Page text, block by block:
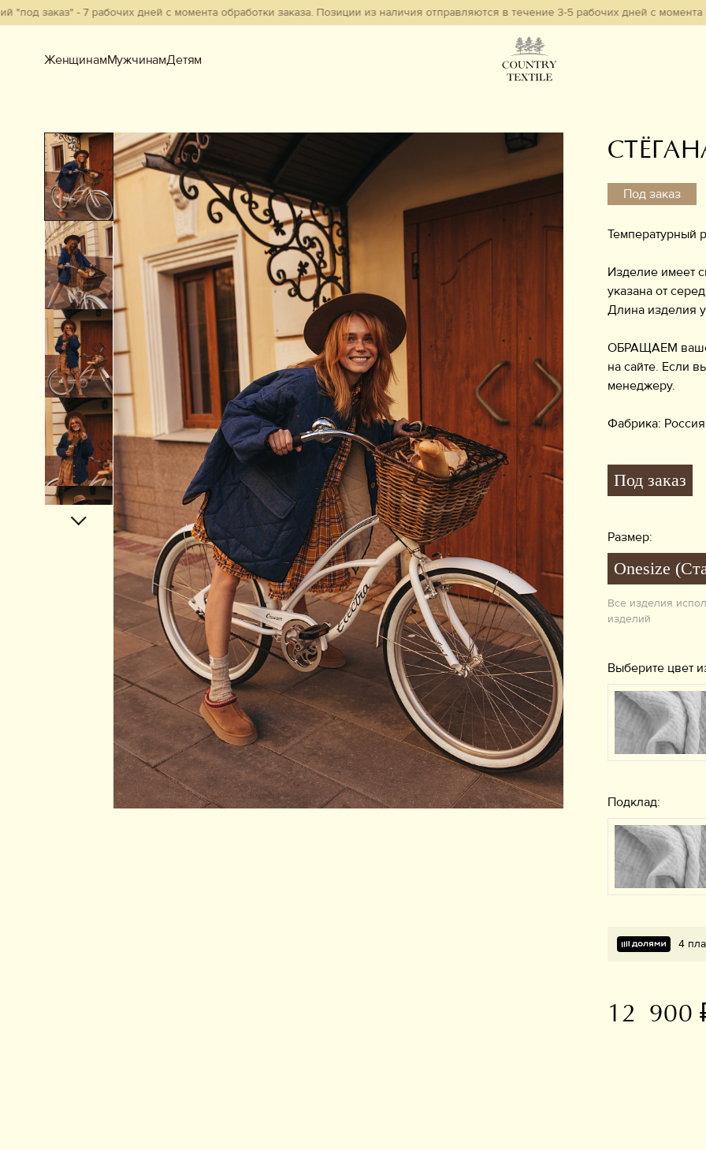
- 7 рабочих дней с момента обработки заказа. Позиции из наличия отправляются в течение 3-5 рабочих дней с момента
ЖенщинамМужчинамДетям
Смотреть всё
Новинки
В наличии
Бестселлеры
Одежда
Обувь
Аксессуары
Украшения
Дом
Подарочный сертификат
Под заказ
Температурный
Изделие имеет
указана от
Длина изделия
ОБРАЩАЕМ ваше
на сайте. Если
менеджеру.
Фабрика:
Под заказ
Размер:
Onesize
Все изделия
изделий
Выберите цвет
Подклад:
4
12 900